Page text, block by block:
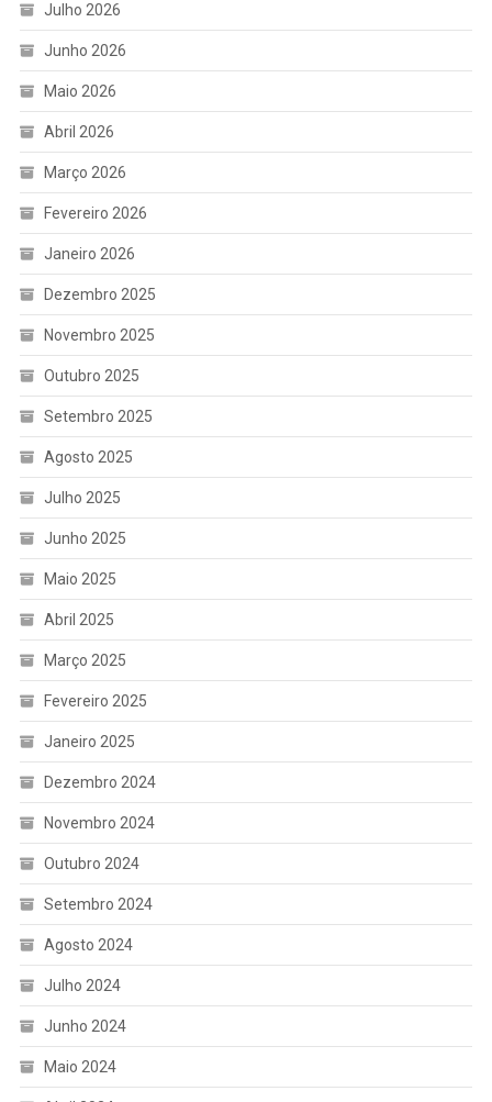
Julho 2026
Junho 2026
Maio 2026
Abril 2026
Março 2026
Fevereiro 2026
Janeiro 2026
Dezembro 2025
Novembro 2025
Outubro 2025
Setembro 2025
Agosto 2025
Julho 2025
Junho 2025
Maio 2025
Abril 2025
Março 2025
Fevereiro 2025
Janeiro 2025
Dezembro 2024
Novembro 2024
Outubro 2024
Setembro 2024
Agosto 2024
Julho 2024
Junho 2024
Maio 2024